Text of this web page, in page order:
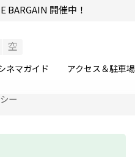
BARGAIN 開催中！
空
ネマガイド アクセス＆駐車場
ー